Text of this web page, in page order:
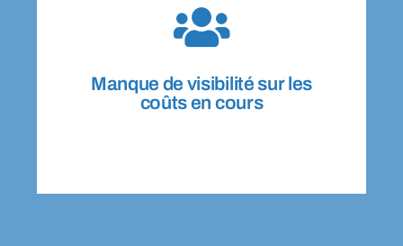
Manque de visibilité sur les
coûts en cours
Excels séparés, informations éparpillées,
retards de mises à jour… Les équipes
naviguent souvent avec des données
incomplètes. Les dépassements budgétaires
sont détectés trop tard, ce qui impacte